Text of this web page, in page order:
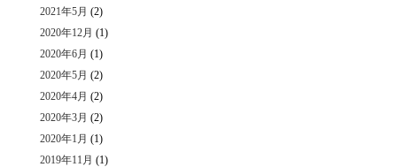
2021年5月 (2)
2020年12月 (1)
2020年6月 (1)
2020年5月 (2)
2020年4月 (2)
2020年3月 (2)
2020年1月 (1)
2019年11月 (1)